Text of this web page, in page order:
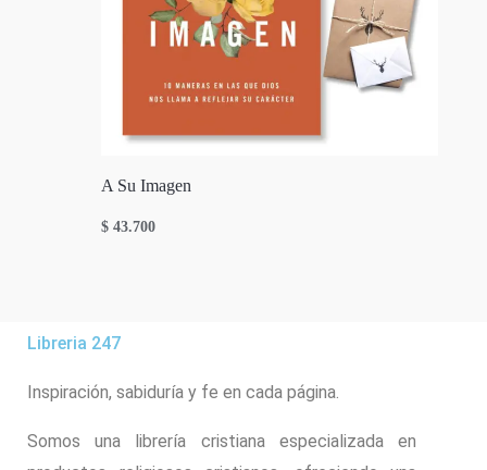
A Su Imagen
$ 43.700
Libreria 247
Inspiración, sabiduría y fe en cada página.
Somos una librería cristiana especializada en